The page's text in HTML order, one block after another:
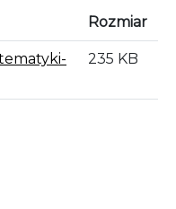
Rozmiar
235 KB